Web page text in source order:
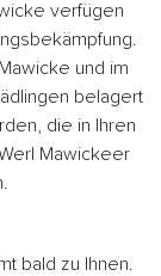
verfügen
und im
belagert
die in Ihren
Mawickeer
bald zu Ihnen.